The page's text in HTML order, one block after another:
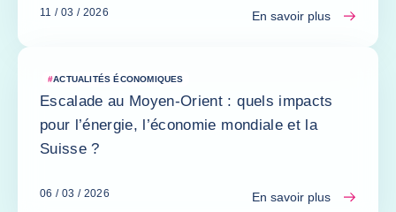
11 / 03 / 2026 En savoir plus
#ACTUALITÉS ÉCONOMIQUES
Escalade au Moyen-Orient : quels impacts
pour l’énergie, l’économie mondiale et la
Suisse ?
06 / 03 / 2026 En savoir plus